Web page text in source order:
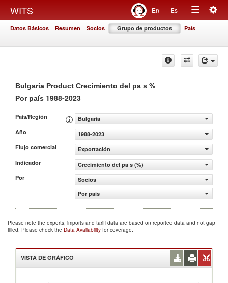
WITS En Es
Toggle
Datos Básicos Resumen Socios Grupo de productos País
Bulgaria Product Crecimiento del pa s %
Por país 1988-2023
País/Región
Bulgaria
Año
1988-2023
Flujo comercial
Exportación
Indicador
Crecimiento del pa s (%)
Por
Socios
Por país
Please note the exports, imports and tariff data are based on reported data and not gap
filled. Please check the Data Availability for coverage.
VISTA DE GRÁFICO